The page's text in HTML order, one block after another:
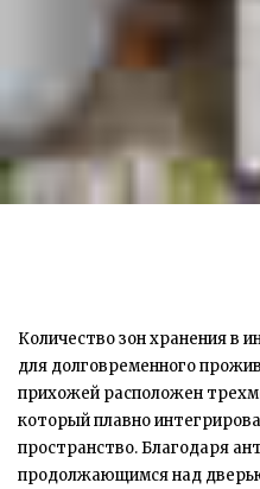
Количество зон хранения в
для долговременного
прихожей расположен
который плавно
пространство. Благодаря
продолжающимся над